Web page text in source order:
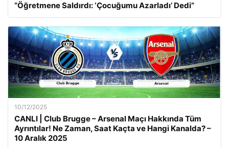
“Öğretmene Saldırdı: ‘Çocuğumu Azarladı’ Dedi”
10/12/2025
CANLI | Club Brugge – Arsenal Maçı Hakkında Tüm
Ayrıntılar! Ne Zaman, Saat Kaçta ve Hangi Kanalda? –
10 Aralık 2025